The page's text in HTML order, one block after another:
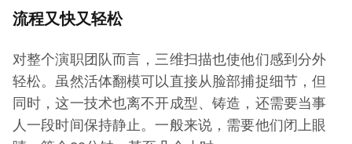
流程又快又轻松
对整个演职团队而言，三维扫描也使他们感到分外
轻松。虽然活体翻模可以直接从脸部捕捉细节，但
同时，这一技术也离不开成型、铸造，还需要当事
人一段时间保持静止。一般来说，需要他们闭上眼